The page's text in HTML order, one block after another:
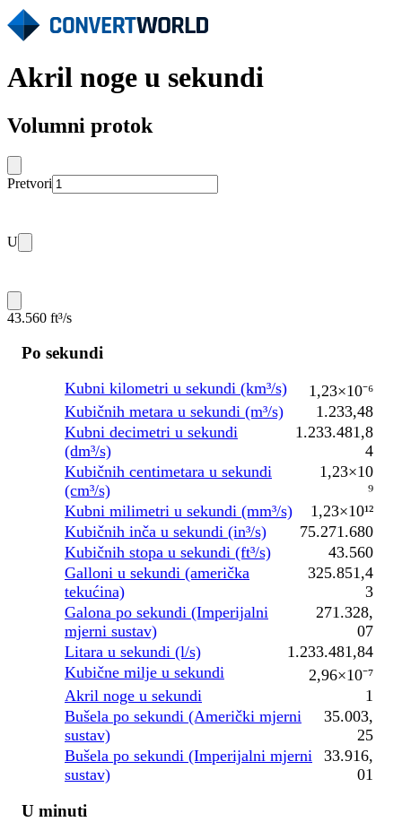
Akril noge u sekundi
Volumni protok
Pretvori
U
43.560 ft³/s
Po sekundi
Kubni kilometri u sekundi (km³/s)
1,23×10⁻⁶
Kubičnih metara u sekundi (m³/s)
1.233,48
Kubni decimetri u sekundi
(dm³/s)
1.233.481,8
4
Kubičnih centimetara u sekundi
(cm³/s)
1,23×10
⁹
Kubni milimetri u sekundi (mm³/s)
1,23×10¹²
Kubičnih inča u sekundi (in³/s)
75.271.680
Kubičnih stopa u sekundi (ft³/s)
43.560
Galloni u sekundi (američka
tekućina)
325.851,4
3
Galona po sekundi (Imperijalni
mjerni sustav)
271.328,
07
Litara u sekundi (l/s)
1.233.481,84
Kubične milje u sekundi
2,96×10⁻⁷
Akril noge u sekundi
1
Bušela po sekundi (Američki mjerni
sustav)
35.003,
25
Bušela po sekundi (Imperijalni mjerni
sustav)
33.916,
01
U minuti